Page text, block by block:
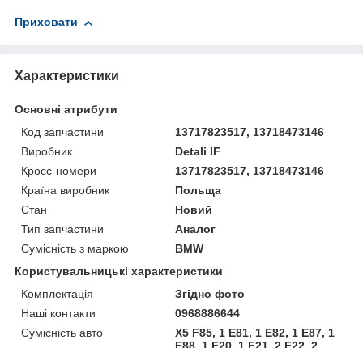
Приховати
Характеристики
Основні атрибути
Код запчастини
13717823517, 13718473146
Виробник
Detali IF
Кросс-номери
13717823517, 13718473146
Країна виробник
Польща
Стан
Новий
Тип запчастини
Аналог
Сумісність з маркою
BMW
Користувальницькі характеристики
Комплектація
Згідно фото
Наші контакти
0968886644
Сумісність авто
X5 F85, 1 E81, 1 E82, 1 E87, 1
E88, 1 F20, 1 F21, 2 F22, 2